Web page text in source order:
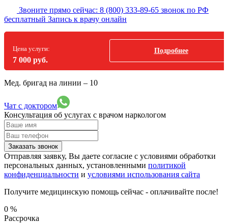
Звоните прямо сейчас: 8 (800) 333-89-65 звонок по РФ
бесплатный Запись к врачу онлайн
Цена услуги:
7 000 руб.
Подробнее
Мед. бригад на линии – 10
Чат с доктором
Консультация об услугах с врачом наркологом
Заказать звонок
Отправляя заявку, Вы даете согласие с условиями обработки
персональных данных, установленными политикой
конфиденциальности и условиями использования сайта
Получите медицинскую помощь сейчас - оплачивайте после!
0 %
Рассрочка